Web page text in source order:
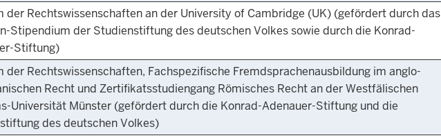
der Rechtswissenschaften an der University of Cambridge (UK) (gefördert durch das
Stipendium der Studienstiftung des deutschen Volkes sowie durch die Konrad-
Stiftung)
der Rechtswissenschaften, Fachspezifische Fremdsprachenausbildung im anglo-
Recht und Zertifikatsstudiengang Römisches Recht an der Westfälischen
Universität Münster (gefördert durch die Konrad-Adenauer-Stiftung und die
des deutschen Volkes)